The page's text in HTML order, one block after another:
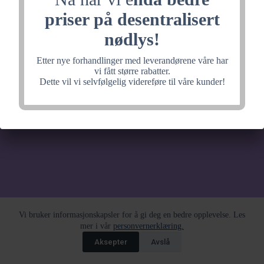
priser på desentralisert
nødlys!
Etter nye forhandlinger med leverandørene våre har
vi fått større rabatter.
Dette vil vi selvfølgelig videreføre til våre kunder!
Vi bruker informasjonskapsler for å gi deg en bedre opplevelse. Les
mer i vår personvernerklæring.
Aksepter
Avslå
noe fantastisk, velkommen
tilbake litt senere.